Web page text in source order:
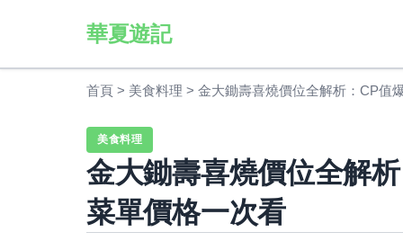
華夏遊記
首頁 > 美食料理 > 金大鋤壽喜燒價位全解析：CP值
美食料理
金大鋤壽喜燒價位全解
菜單價格一次看